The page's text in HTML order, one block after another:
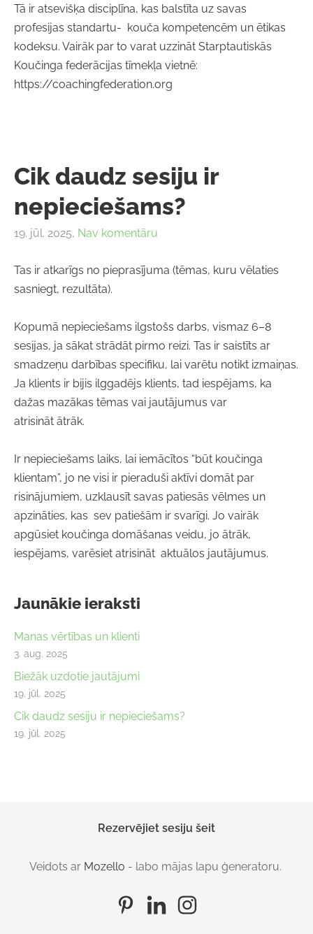
Jaunākie ieraksti
Manas vērtības un klienti
3. aug. 2025
Biežāk uzdotie jautājumi
19. jūl. 2025
Cik daudz sesiju ir nepieciešams?
19. jūl. 2025
Tā ir atsevišķa disciplīna, kas balstīta uz savas
profesijas standartu- kouča kompetencēm un ētikas
kodeksu. Vairāk par to varat uzzināt Starptautiskās
Koučinga federācijas tīmekļa vietnē:
https://coachingfederation.org
Cik daudz sesiju ir
nepieciešams?
19. jūl. 2025, Nav komentāru
Tas ir atkarīgs no pieprasījuma (tēmas, kuru vēlaties
sasniegt, rezultāta).
Kopumā nepieciešams ilgstošs darbs, vismaz 6–8
sesijas, ja sākat strādāt pirmo reizi. Tas ir saistīts ar
smadzeņu darbības specifiku, lai varētu notikt izmaiņas.
Ja klients ir bijis ilggadējs klients, tad iespējams, ka
dažas mazākas tēmas vai jautājumus var
atrisināt ātrāk.
Ir nepieciešams laiks, lai iemācītos “būt koučinga
klientam”, jo ne visi ir pieraduši aktīvi domāt par
risinājumiem, uzklausīt savas patiesās vēlmes un
apzināties, kas sev patiešām ir svarīgi. Jo vairāk
apgūsiet koučinga domāšanas veidu, jo ātrāk,
iespējams, varēsiet atrisināt aktuālos jautājumus.
Rezervējiet sesiju šeit
Veidots ar Mozello - labo mājas lapu ģeneratoru.